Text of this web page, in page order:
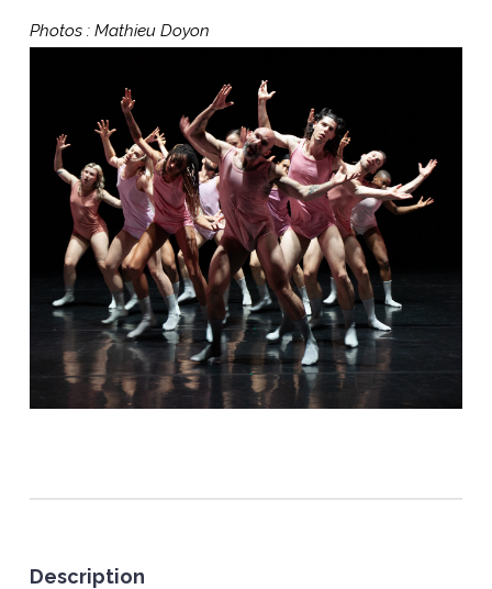
Photos : Mathieu Doyon
Description